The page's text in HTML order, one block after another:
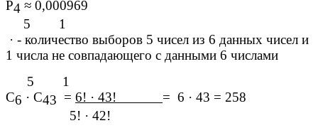
Р4 ≈ 0,000969
5 1
· - количество выборов 5 чисел из 6 данных чисел и
1 числа не совпадающего с данными 6 числами
5 1
С6 · С43 = 6! · 43! = 6 · 43 = 258
5! · 42!